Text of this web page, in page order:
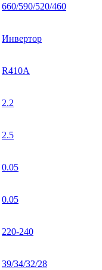
660/590/520/460
Инвертор
R410A
2.2
2.5
0.05
0.05
220-240
39/34/32/28